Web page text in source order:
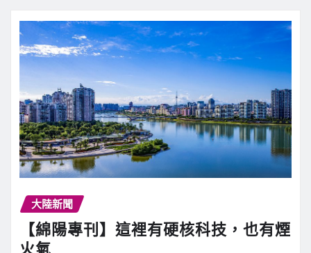
大陸新聞
【綿陽專刊】這裡有硬核科技，也有煙
火氣